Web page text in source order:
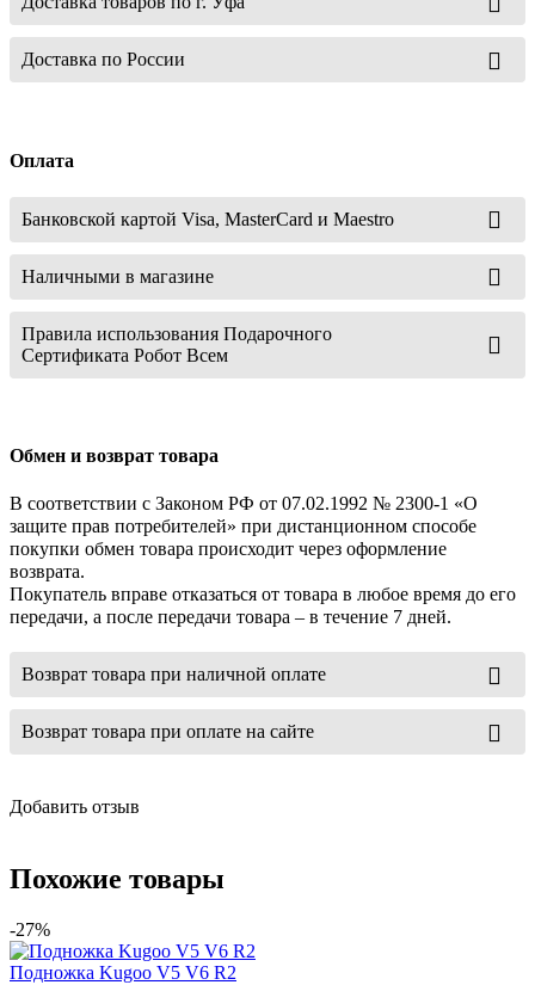
Доставка по России
Оплата
Банковской картой Visa, MasterCard и Maestro
Наличными в магазине
Правила использования Подарочного
Сертификата Робот Всем
Обмен и возврат товара
В соответствии с Законом РФ от 07.02.1992 № 2300-1 «О
защите прав потребителей» при дистанционном способе
покупки обмен товара происходит через оформление
возврата.
Покупатель вправе отказаться от товара в любое время до его
передачи, а после передачи товара – в течение 7 дней.
Возврат товара при наличной оплате
Возврат товара при оплате на сайте
Добавить отзыв
Похожие товары
-27%
Подножка Kugoo V5 V6 R2